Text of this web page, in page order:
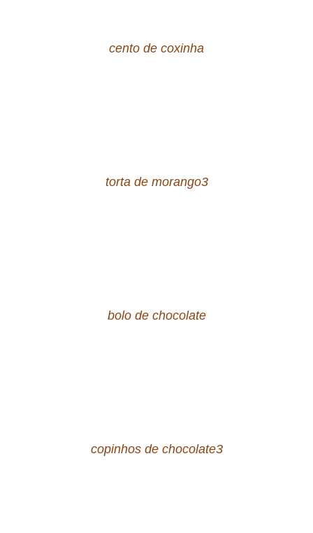
cento de coxinha
torta de morango3
bolo de chocolate
copinhos de chocolate3